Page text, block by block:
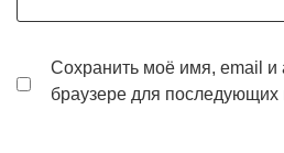
Сохранить моё имя, email и
браузере для